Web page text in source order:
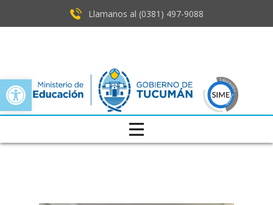
Open toolbar
Llamanos al (0381) ​497-9088